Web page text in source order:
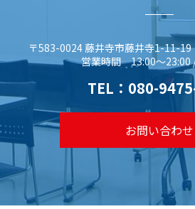
〒583-0024 藤井寺市藤井寺1-11-19
営業時間 13:00～23:00
TEL： 080-
お問い合わせ